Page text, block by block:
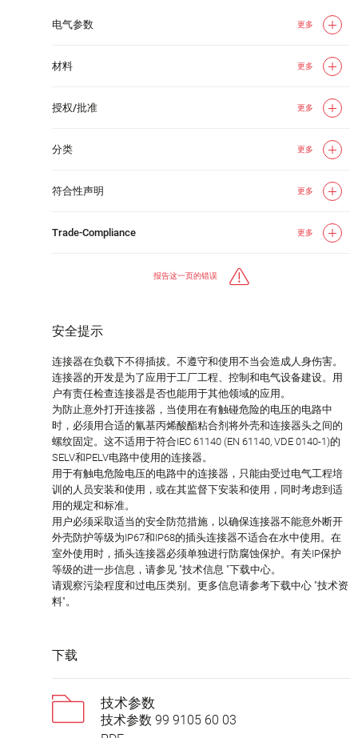
电气参数 更多
材料 更多
授权/批准 更多
分类 更多
符合性声明 更多
Trade-Compliance 更多
报告这一页的错误
安全提示
连接器在负载下不得插拔。不遵守和使用不当会造成人身伤害。
连接器的开发是为了应用于工厂工程、控制和电气设备建设。用
户有责任检查连接器是否也能用于其他领域的应用。
为防止意外打开连接器，当使用在有触碰危险的电压的电路中
时，必须用合适的氰基丙烯酸酯粘合剂将外壳和连接器头之间的
螺纹固定。这不适用于符合IEC 61140 (EN 61140, VDE 0140-1)的
SELV和PELV电路中使用的连接器。
用于有触电危险电压的电路中的连接器，只能由受过电气工程培
训的人员安装和使用，或在其监督下安装和使用，同时考虑到适
用的规定和标准。
用户必须采取适当的安全防范措施，以确保连接器不能意外断开
外壳防护等级为IP67和IP68的插头连接器不适合在水中使用。在
室外使用时，插头连接器必须单独进行防腐蚀保护。有关IP保护
等级的进一步信息，请参见 "技术信息 "下载中心。
请观察污染程度和过电压类别。更多信息请参考下载中心 "技术资
料"。
下载
技术参数
技术参数 99 9105 60 03